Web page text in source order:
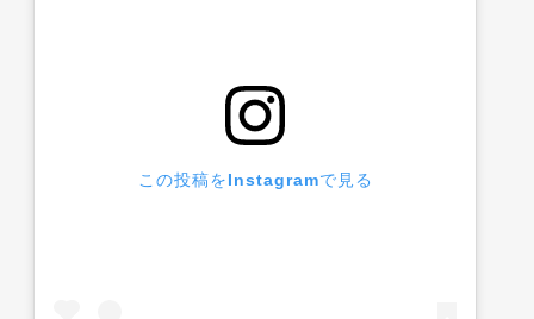
この投稿をInstagramで見る